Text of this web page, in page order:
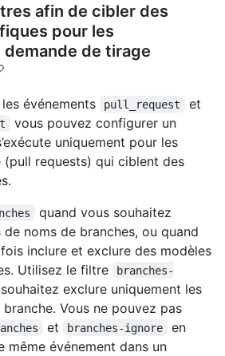
afin de cibler des
pour les
de tirage
événements pull_request et
vous pouvez configurer un
uniquement pour les
(pull requests) qui ciblent des
quand vous souhaitez
noms de branches, ou quand
inclure et exclure des modèles
Utilisez le filtre
branches-
exclure uniquement les
Vous ne pouvez pas
et branches-ignore
en
même événement dans un